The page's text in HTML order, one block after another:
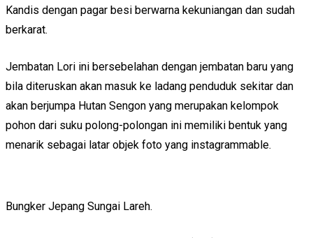
Kandis dengan pagar besi berwarna kekuniangan dan sudah
berkarat.
Jembatan Lori ini bersebelahan dengan jembatan baru yang
bila diteruskan akan masuk ke ladang penduduk sekitar dan
akan berjumpa Hutan Sengon yang merupakan kelompok
pohon dari suku polong-polongan ini memiliki bentuk yang
menarik sebagai latar objek foto yang instagrammable.
Bungker Jepang Sungai Lareh.